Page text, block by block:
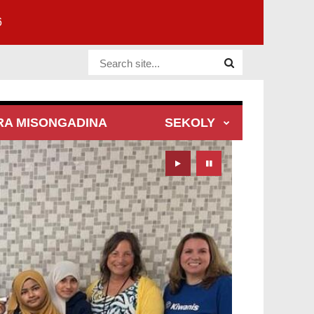
Website Site
MISONGADINA SEKOLY
Play Pause